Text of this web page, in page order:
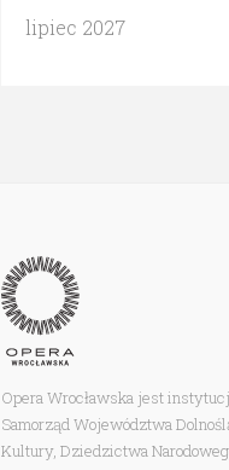
lipiec 2027
Opera Wrocławska jest
Samorząd Województwa
Kultury, Dziedzictwa